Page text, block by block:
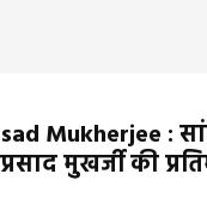
Mukherjee :
मुखर्जी की